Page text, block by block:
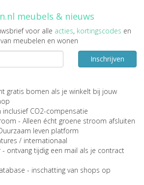
meubels & nieuws
voor alle acties, kortingscodes en
meubelen en wonen
Inschrijven
gratis bomen als je winkelt bij jouw
inclusief CO2-compensatie
- Alleen écht groene stroom afsluiten
leven platform
/ internationaal
- ontvang tijdig een mail als je contract
- inschatting van shops op